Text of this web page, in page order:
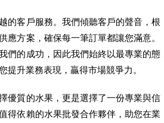
的客戶服務。我們傾聽客戶的聲音，根
應方案，確保每一筆訂單都讓您滿意。
們的成功，因此我們始終以最專業的態
提升業務表現，贏得市場競爭力。
優質的水果，更是選擇了一份專業與信
得依賴的水果批發合作夥伴，助您在業